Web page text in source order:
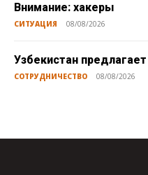
Внимание: хакеры
СИТУАЦИЯ 08/08/2026
Узбекистан предлагает
СОТРУДНИЧЕСТВО 08/08/2026